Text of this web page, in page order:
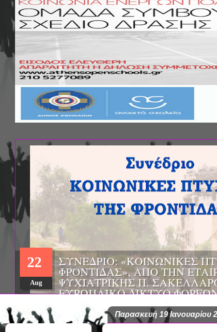
ΣΥΝΕΔΡΙΟ: «ΚΟΙΝΩΝΙΚΕΣ
ΦΡΟΝΤΙΔΑΣ», ΑΠΟ ΤΗΝ
ΨΥΧΙΑΤΡΙΚΗΣ Π.
EΥΡΩΠΑΪΚΟ ΔΙΚΤΥΟ
ΑSKLEPIOS
22
Aug
Παρασκευή 19 Ιανουαρίου